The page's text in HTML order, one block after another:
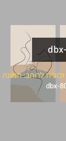
זכוכית לרוחב: תמונה